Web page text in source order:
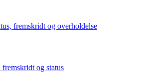
fremskridt og overholdelse
og status